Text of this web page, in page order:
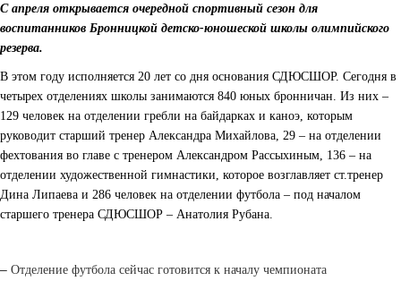
С апреля открывается очередной спортивный сезон для
воспитанников Бронницкой детско-юношеской школы олимпийского
резерва.
В этом году исполняется 20 лет со дня основания СДЮСШОР. Сегодня в
четырех отделениях школы занимаются 840 юных бронничан. Из них –
129 человек на отделении гребли на байдарках и каноэ, которым
руководит старший тренер Александра Михайлова, 29 – на отделении
фехтования во главе с тренером Александром Рассыхиным, 136 – на
отделении художественной гимнастики, которое возглавляет ст.тренер
Дина Липаева и 286 человек на отделении футбола – под началом
старшего тренера СДЮСШОР – Анатолия Рубана.
– Отделение футбола сейчас готовится к началу чемпионата